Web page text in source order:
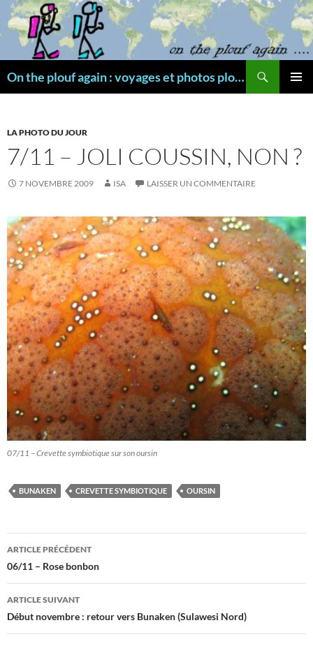
Aller
au
contenu
On the plouf again : voyages et photos plongée
LA PHOTO DU JOUR
7/11 – JOLI COUSSIN, NON ?
7 NOVEMBRE 2009 ISA LAISSER UN COMMENTAIRE
07/11 – Crevette symbiotique sur son oursin
BUNAKEN CREVETTE SYMBIOTIQUE OURSIN
Navigation
des
articles
ARTICLE PRÉCÉDENT
06/11 – Rose bonbon
ARTICLE SUIVANT
Début novembre : retour vers Bunaken (Sulawesi Nord)